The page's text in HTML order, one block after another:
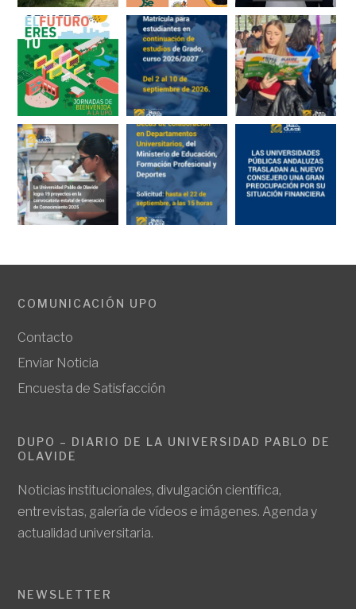
COMUNICACIÓN UPO
Contacto
Enviar Noticia
Encuesta de Satisfacción
DUPO – DIARIO DE LA UNIVERSIDAD PABLO DE
OLAVIDE
Noticias institucionales, divulgación científica,
entrevistas, galería de vídeos e imágenes. Agenda y
actualidad universitaria.
NEWSLETTER